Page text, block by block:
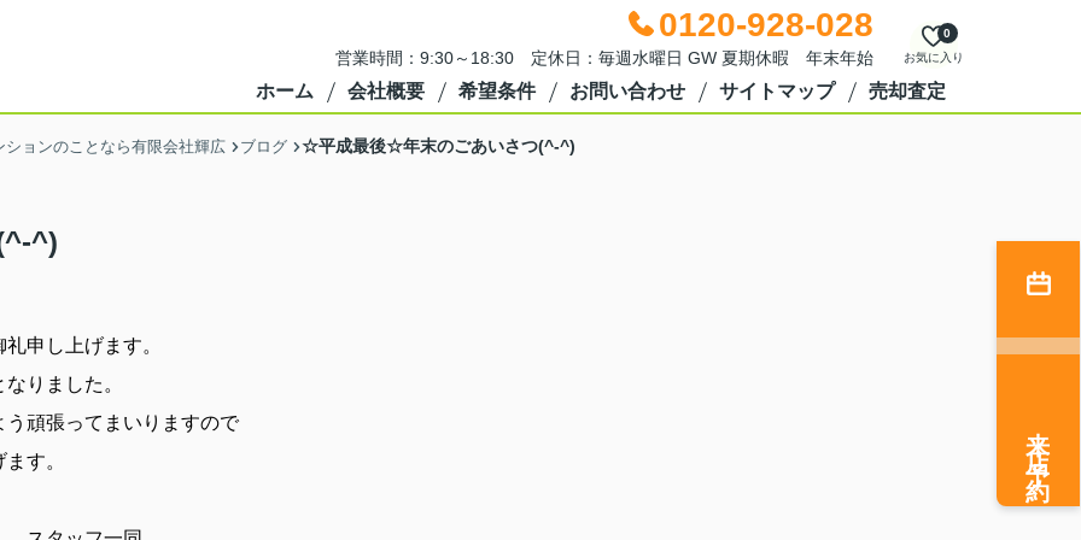
0120-928-028
営業時間：9:30～18:30 定休日：毎週水曜日 GW 夏期休暇 年末年始 お気に入り
0
ホーム 会社概要 希望条件 お問い合わせ サイトマップ 売却査定
ョンのことなら有限会社輝広 ブログ ☆平成最後☆年末のごあいさつ(^-^)
^)
申し上げます。
りました。
頑張ってまいりますので
す。
来店予約